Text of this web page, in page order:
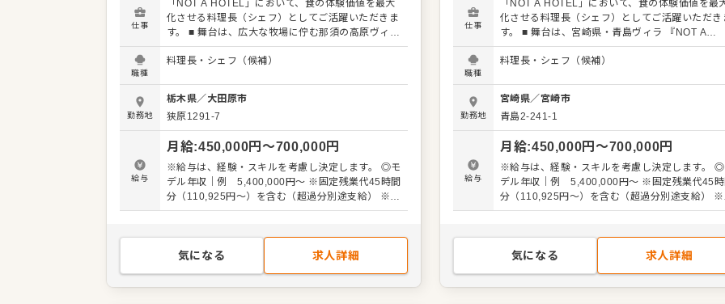
仕事
「NOT A HOTEL」において、食の体験価値を最大
化させる料理長（シェフ）としてご活躍いただきま
す。 ■ 舞台は、広大な牧場に佇む那須の高原ヴィラ
『NOT A HOTEL NASU』は、都心から約90分。那
須に広がる自然と、馬が駆ける穏やかな高原で非日
ートディナーをご提供しています。 ■ 枠に囚われな
い、全国を巡る働き方 今回は栃木の拠点を軸とし
ながらも、全国に展開する「NOT A HOTEL」の各
拠点を巡回・サポートいただける方を求めていま
す。新しい土地、新しい食材、新しいゲストとの出
会いが、あなたの料理人としての感性を刺激し続け
るはずです。 ◎具体的な業務内容 各拠点における
発、独自のメニュー企画（和洋中ジャンル不問）
・マネジメント： コスト管理、衛生管理、オペレ
ーション構築 ・チームビルディング： スタッフ教
職種
料理長・シェフ（候補）
勤務地
栃木県／大田原市
狭原1291-7
給与
月給:450,000円〜700,000円
※給与は、経験・スキルを考慮し決定します。 ◎モ
デル年収｜例 5,400,000円～ ※固定残業代45時間
分（110,925円～）を含む（超過分別途支給） ※試
用期間：3ヶ月（期間中の労働条件に変更なし）
気になる 求人詳細
仕事
「NOT A HOTEL」において、食の体験価値を最
化させる料理長（シェフ）としてご活躍いただき
す。 ■ 舞台は、宮崎県・青島ヴィラ 『NOT A
HOTEL AOSHIMA』は、青島の絶景を望む南国リ
ゾート。10秒歩けば海にたどり着けます。スポー
設内には、青島の味覚を味わうオールデイダイニ
グがあり、地元の食材を贅沢に使った料理やパテ
シエが作る本格スイーツご提供しています。 ■ 枠に
囚われない、全国を巡る働き方 今回は宮崎の拠点
を軸としながらも、全国に展開する「NOT A
HOTEL」の各拠点を巡回・サポートいただける
を求めています。新しい土地、新しい食材、新し
拠点におけるダイニング体験のトータルディレク
ョンをお任せします。 ・クリエイティブ： 地元食
材の選定・開発、独自のメニュー企画（和洋中ジ
職種
料理長・シェフ（候補）
勤務地
宮崎県／宮崎市
青島2-241-1
給与
月給:450,000円〜700,000円
※給与は、経験・スキルを考慮し決定します。 ◎
デル年収｜例 5,400,000円～ ※固定残業代45時間
分（110,925円～）を含む（超過分別途支給） ※
用期間：3ヶ月（期間中の労働条件に変更なし）
気になる 求人詳細